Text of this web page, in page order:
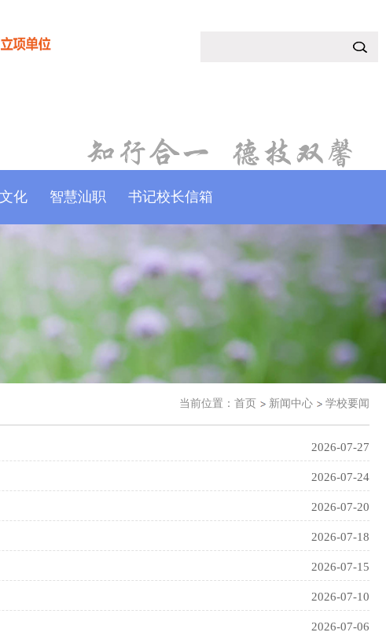
化 智慧汕职 书记校长信箱
当前位置： 首页 新闻中心 学校要闻
2026-07-27
2026-07-24
2026-07-20
2026-07-18
2026-07-15
2026-07-10
2026-07-06